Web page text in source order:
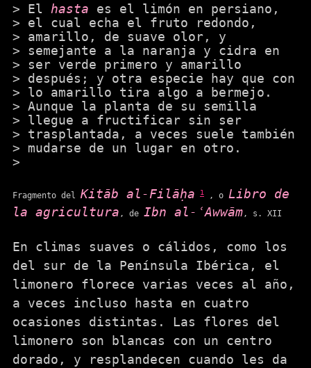
El hasta es el limón en persiano,
el cual echa el fruto redondo,
amarillo, de suave olor, y
semejante a la naranja y cidra en
ser verde primero y amarillo
después; y otra especie hay que con
lo amarillo tira algo a bermejo.
Aunque la planta de su semilla
llegue a fructificar sin ser
trasplantada, a veces suele también
mudarse de un lugar en otro.
Fragmento del Kitāb al-Filāḥa 1 , o Libro de
la agricultura , de Ibn al-ʿAwwām, s. XII
En climas suaves o cálidos, como los
del sur de la Península Ibérica, el
limonero florece varias veces al año,
a veces incluso hasta en cuatro
ocasiones distintas. Las flores del
limonero son blancas con un centro
dorado, y resplandecen cuando les da